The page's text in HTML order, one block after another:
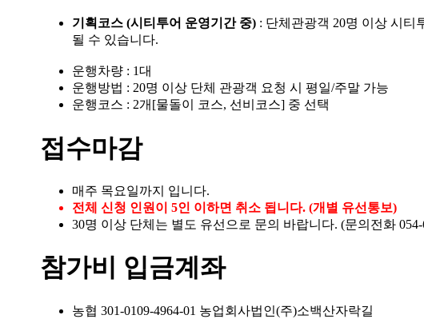
기획코스 (시티투어 운영기간 중) : 단체관광객 20명 이상 시티
될 수 있습니다.
운행차량 : 1대
운행방법 : 20명 이상 단체 관광객 요청 시 평일/주말 가능
운행코스 : 2개[물돌이 코스, 선비코스] 중 선택
접수마감
매주 목요일까지 입니다.
전체 신청 인원이 5인 이하면 취소 됩니다. (개별 유선통보)
30명 이상 단체는 별도 유선으로 문의 바랍니다. (문의전화 054-
참가비 입금계좌
농협 301-0109-4964-01 농업회사법인(주)소백산자락길